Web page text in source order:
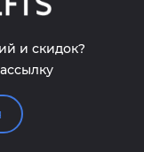
и скидок?